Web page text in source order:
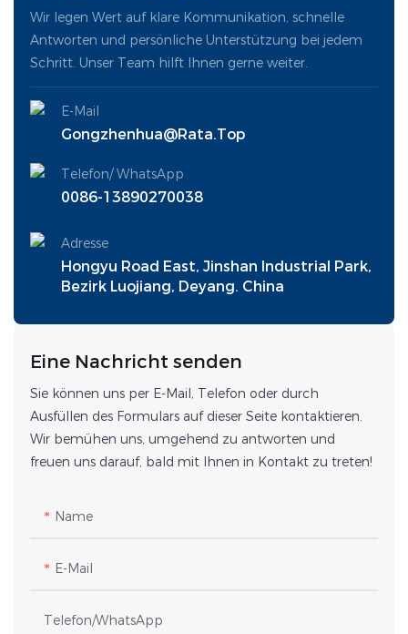
Wir legen Wert auf klare Kommunikation, schnelle
Antworten und persönliche Unterstützung bei jedem
Schritt. Unser Team hilft Ihnen gerne weiter.
E-Mail
Gongzhenhua@rata.top
Telefon/ WhatsApp
0086-13890270038
Adresse
Hongyu Road East, Jinshan Industrial Park,
Bezirk Luojiang, Deyang. China
Eine Nachricht senden
Sie können uns per E-Mail, Telefon oder durch
Ausfüllen des Formulars auf dieser Seite kontaktieren.
Wir bemühen uns, umgehend zu antworten und
freuen uns darauf, bald mit Ihnen in Kontakt zu treten!
Name
E-Mail
Telefon/WhatsApp